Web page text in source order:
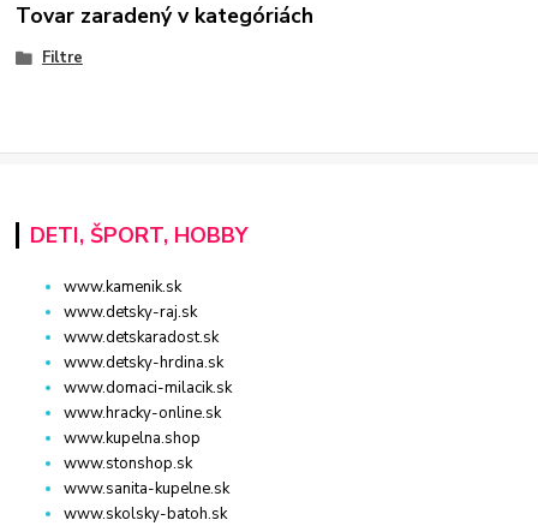
Tovar zaradený v kategóriách
Filtre
DETI, ŠPORT, HOBBY
www.kamenik.sk
www.detsky-raj.sk
www.detskaradost.sk
www.detsky-hrdina.sk
www.domaci-milacik.sk
www.hracky-online.sk
www.kupelna.shop
www.stonshop.sk
www.sanita-kupelne.sk
www.skolsky-batoh.sk